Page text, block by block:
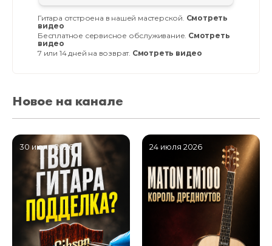
Гитара отстроена в нашей мастерской. Смотреть
видео
Бесплатное сервисное обслуживание. Смотреть
видео
7 или 14 дней на возврат. Смотреть видео
Новое на канале
30 июля 2026 24 июля 2026